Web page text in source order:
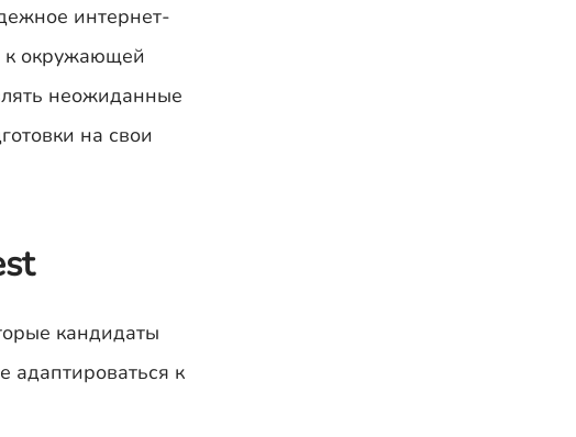
интернет-
к окружающей
неожиданные
на свои
кандидаты
адаптироваться к